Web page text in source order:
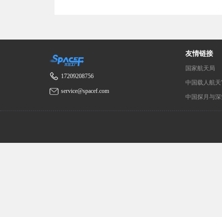
17209208756
service@spacef.com
友情链接
国家航天局
中国载人航
中国探月与